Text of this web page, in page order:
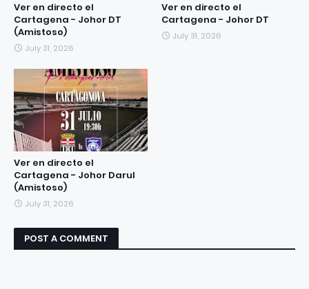
Ver en directo el
Cartagena - Johor DT
(Amistoso)
July 31, 2026
Ver en directo el
Cartagena - Johor DT
July 31, 2026
Ver en directo el
Cartagena - Johor Darul
(Amistoso)
July 31, 2026
POST A COMMENT